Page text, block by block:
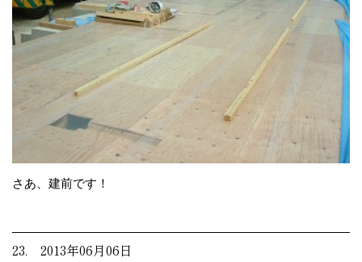
さあ、建前です！
23. 2013年06月06日